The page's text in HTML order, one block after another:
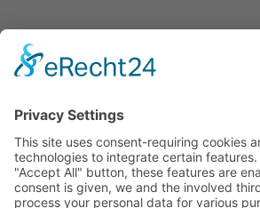
Startseite > Referenzen
© BISCHOFF+SCHECK GmbH
IMPRINT
PRIVACY POLICY TERMS